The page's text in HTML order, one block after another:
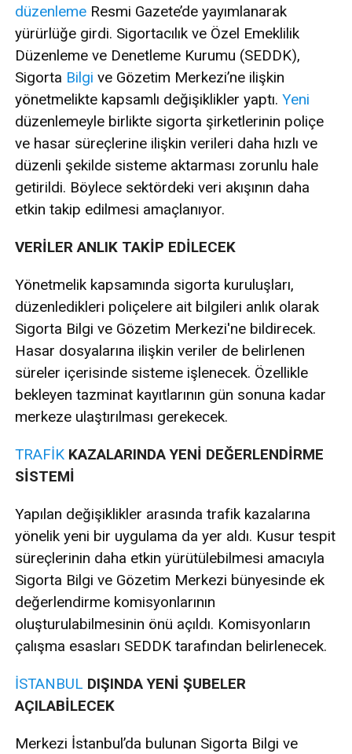
düzenleme Resmi Gazete’de yayımlanarak
yürürlüğe girdi. Sigortacılık ve Özel Emeklilik
Düzenleme ve Denetleme Kurumu (SEDDK),
Sigorta Bilgi ve Gözetim Merkezi’ne ilişkin
yönetmelikte kapsamlı değişiklikler yaptı. Yeni
düzenlemeyle birlikte sigorta şirketlerinin poliçe
ve hasar süreçlerine ilişkin verileri daha hızlı ve
düzenli şekilde sisteme aktarması zorunlu hale
getirildi. Böylece sektördeki veri akışının daha
etkin takip edilmesi amaçlanıyor.
VERİLER ANLIK TAKİP EDİLECEK
Yönetmelik kapsamında sigorta kuruluşları,
düzenledikleri poliçelere ait bilgileri anlık olarak
Sigorta Bilgi ve Gözetim Merkezi'ne bildirecek.
Hasar dosyalarına ilişkin veriler de belirlenen
süreler içerisinde sisteme işlenecek. Özellikle
bekleyen tazminat kayıtlarının gün sonuna kadar
merkeze ulaştırılması gerekecek.
TRAFİK KAZALARINDA YENİ DEĞERLENDİRME
SİSTEMİ
Yapılan değişiklikler arasında trafik kazalarına
yönelik yeni bir uygulama da yer aldı. Kusur tespit
süreçlerinin daha etkin yürütülebilmesi amacıyla
Sigorta Bilgi ve Gözetim Merkezi bünyesinde ek
değerlendirme komisyonlarının
oluşturulabilmesinin önü açıldı. Komisyonların
çalışma esasları SEDDK tarafından belirlenecek.
İSTANBUL DIŞINDA YENİ ŞUBELER
AÇILABİLECEK
Merkezi İstanbul’da bulunan Sigorta Bilgi ve